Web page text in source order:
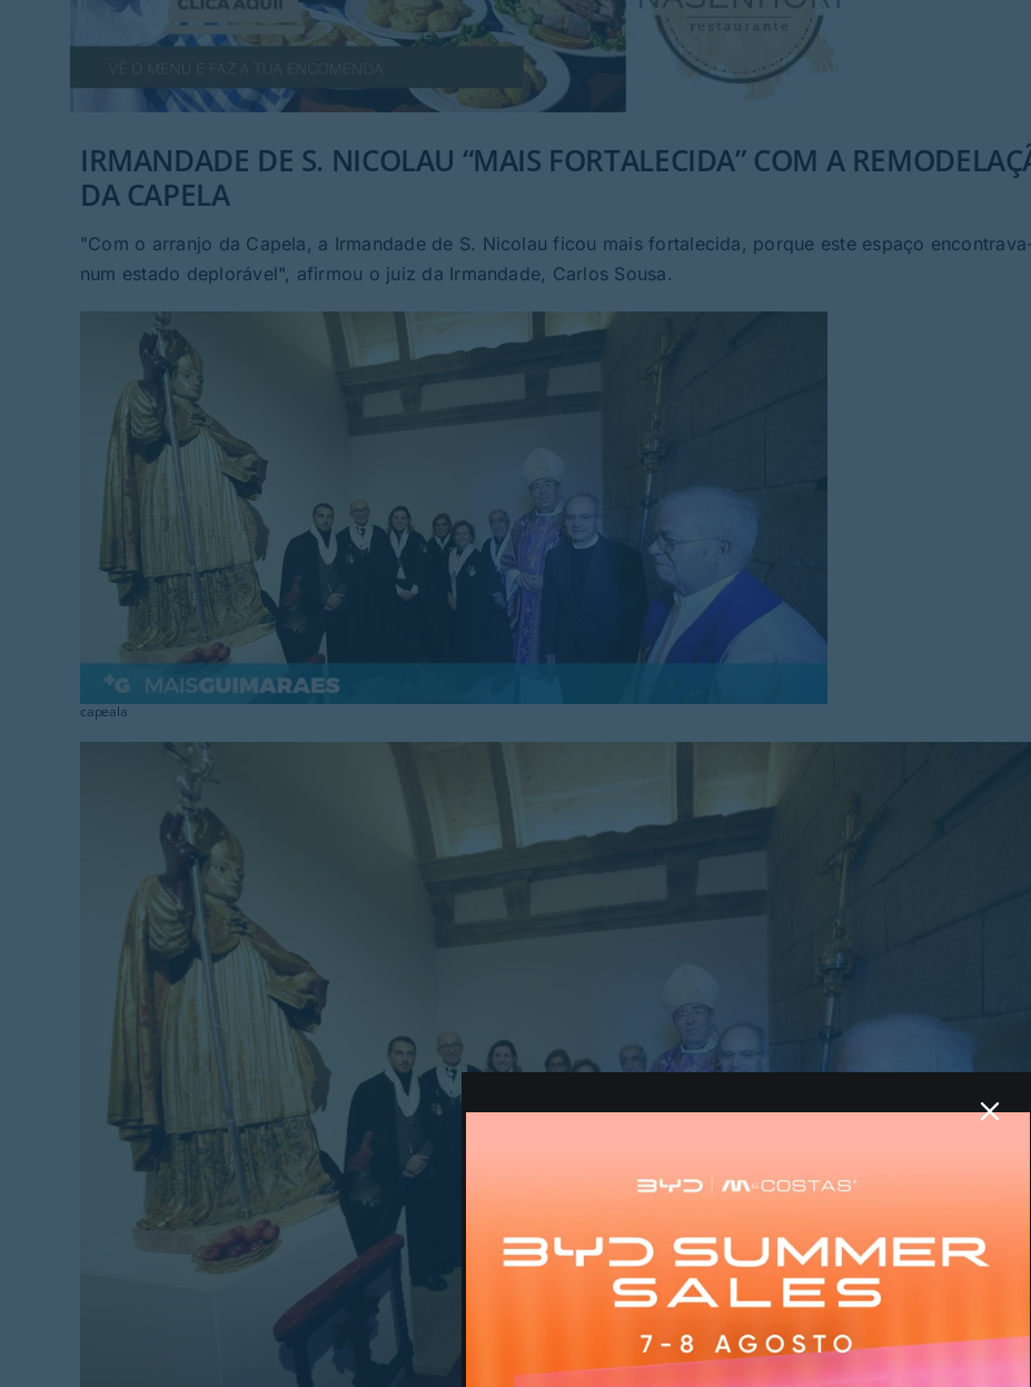
IRMANDADE DE S. NICOLAU “MAIS FORTALECIDA” COM A
DA CAPELA
"Com o arranjo da Capela, a Irmandade de S. Nicolau ficou mais fortalecida, porque este espaço
num estado deplorável", afirmou o juiz da Irmandade, Carlos Sousa.
capeala